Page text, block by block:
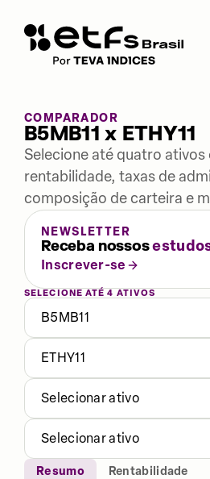
COMPARADOR
B5MB11 x ETHY11
Selecione até quatro ativos
rentabilidade, taxas de
composição de carteira e
NEWSLETTER
Receba nossos
Inscrever-se
SELECIONE ATÉ 4 ATIVOS
B5MB11
ETHY11
Selecionar ativo
Selecionar ativo
Resumo Rentabilidade